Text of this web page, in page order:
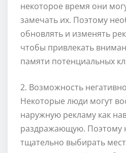
некоторое время они
замечать их. Поэтому
обновлять и изменять
чтобы привлекать
памяти потенциальных
2. Возможность
Некоторые люди могут
наружную рекламу как
раздражающую. Поэтому
тщательно выбирать